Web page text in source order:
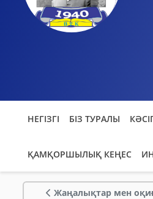
НЕГІЗГІ БІЗ ТУРАЛЫ
ҚАМҚОРШЫЛЫҚ КЕҢЕС
Жаңалықтар мен